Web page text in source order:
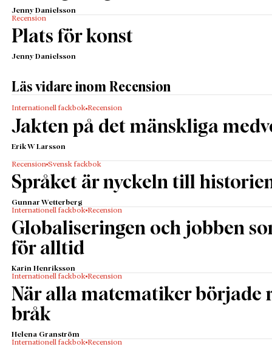
Jenny Danielsson
Recension
Plats för konst
Jenny Danielsson
Läs vidare inom Recension
Internationell fackbok Recension
Jakten på det mänskliga
Erik W Larsson
Recension Svensk fackbok
Språket är nyckeln till
Gunnar Wetterberg
Internationell fackbok Recension
Globaliseringen och jobben
för alltid
Karin Henriksson
Internationell fackbok Recension
När alla matematiker började
bråk
Helena Granström
Internationell fackbok Recension